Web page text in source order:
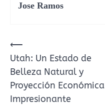
Jose Ramos
Navegación
de
entradas
⟵
Utah: Un Estado de
Belleza Natural y
Proyección Económica
Impresionante